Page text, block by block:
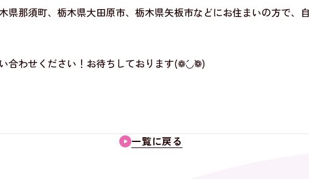
県那須町、栃木県大田原市、栃木県矢板市などにお住まいの方で、
合わせください！お待ちしております(❁´◡`❁)
一覧に戻る